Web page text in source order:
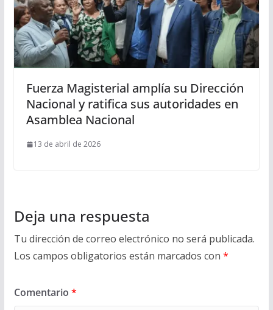
Fuerza Magisterial amplía su Dirección
Nacional y ratifica sus autoridades en
Asamblea Nacional
13 de abril de 2026
Deja una respuesta
Tu dirección de correo electrónico no será publicada.
Los campos obligatorios están marcados con *
Comentario *